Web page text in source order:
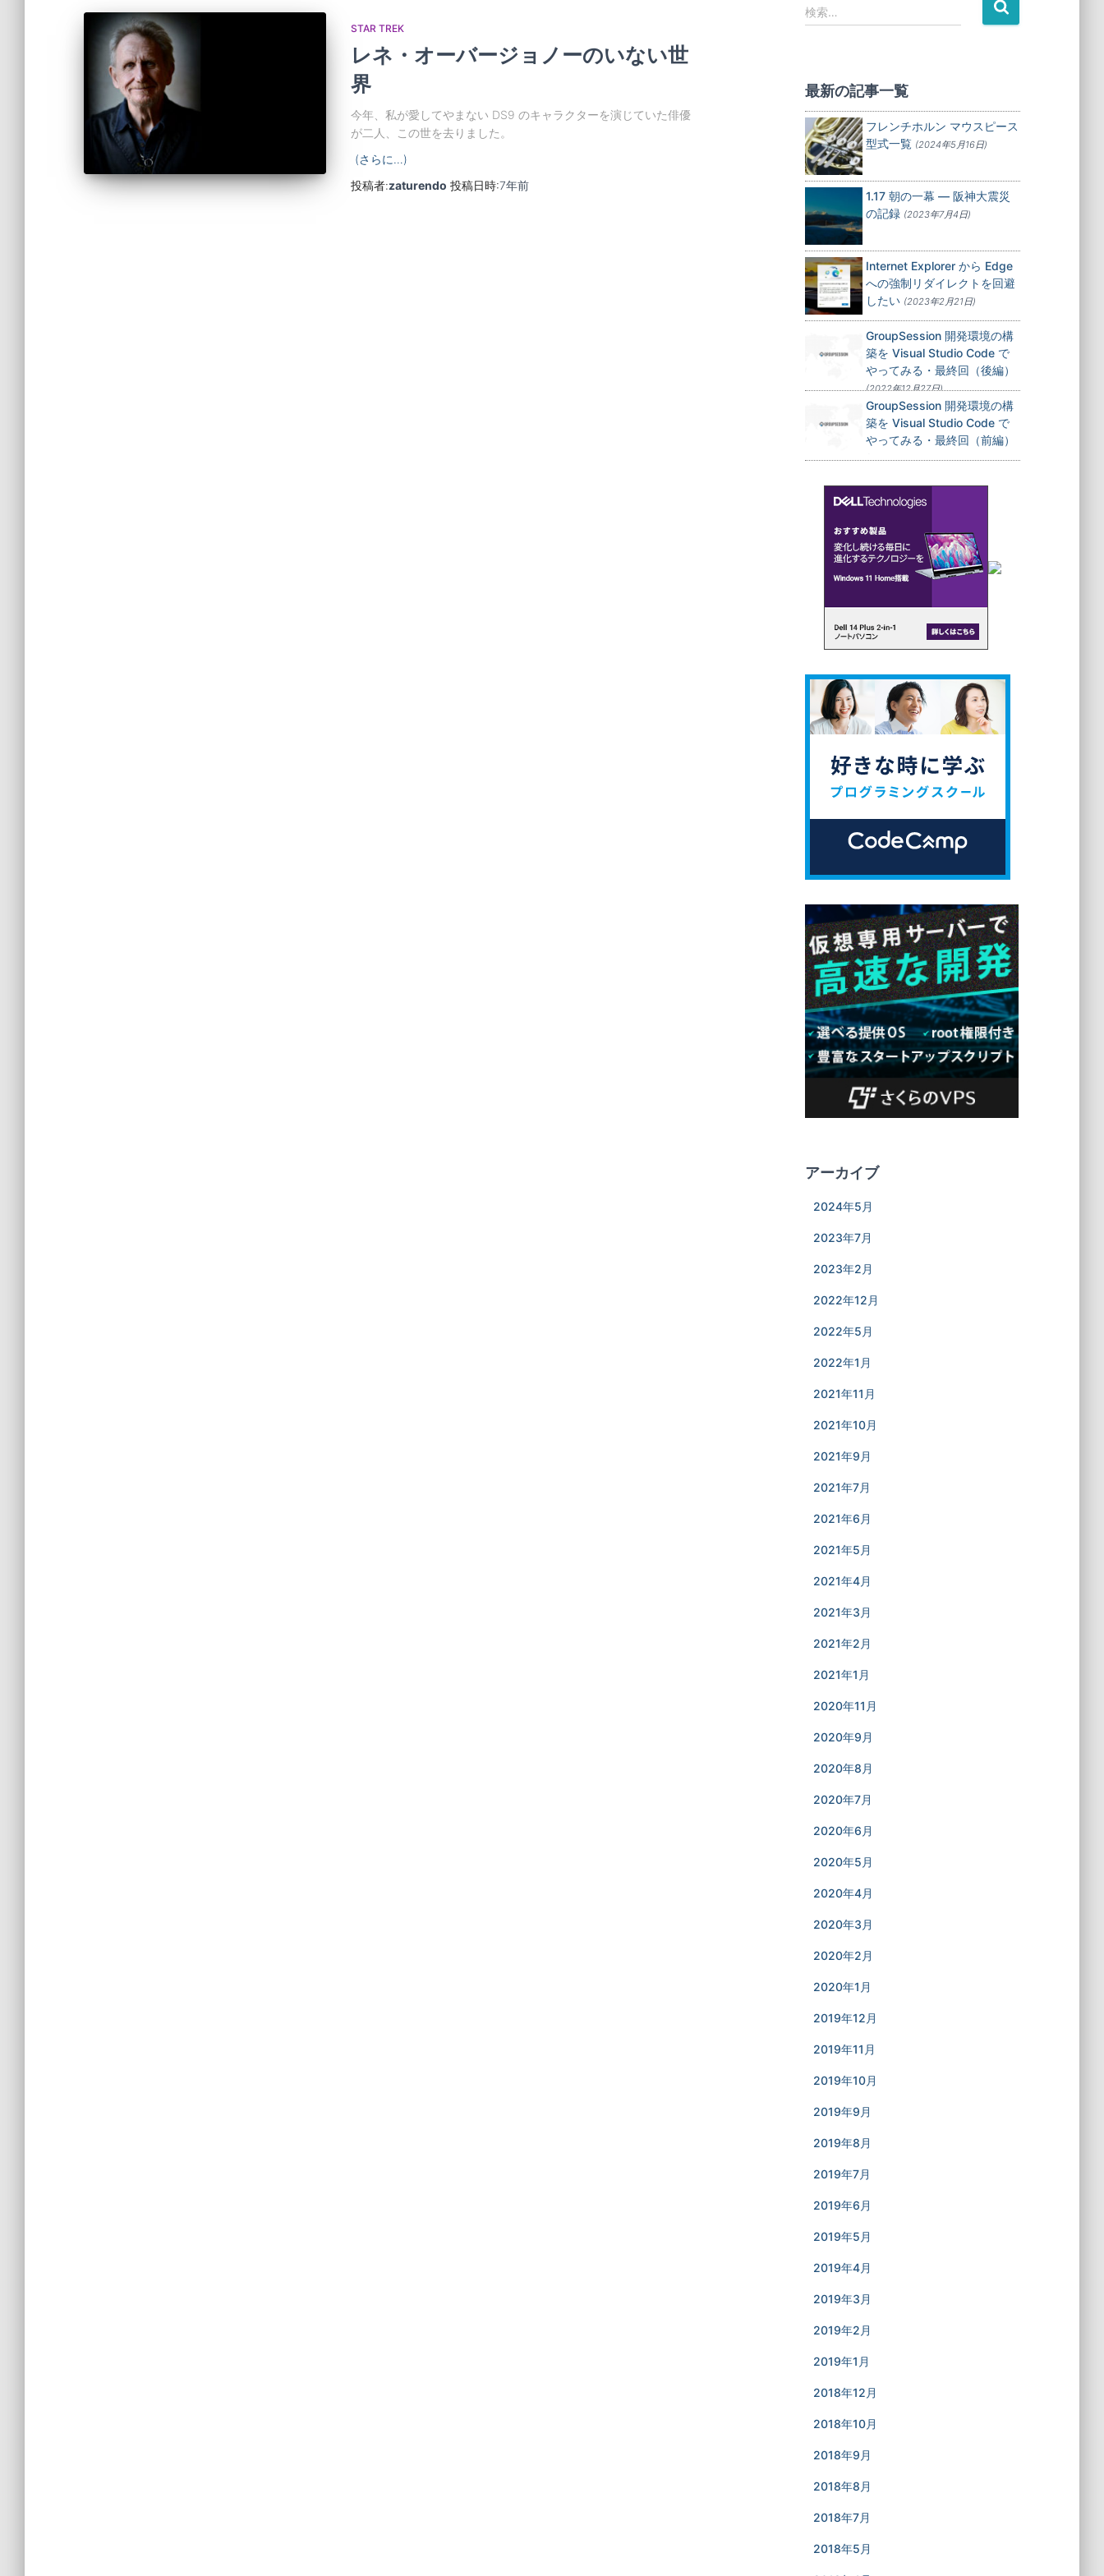
STAR TREK
レネ・オーバージョノーのいない世
界
今年、私が愛してやまない DS9 のキャラクターを演じていた俳優
が二人、この世を去りました。
(さらに…)
投稿者:zaturendo 投稿日時:7年前
検
索
検索…
最新の記事一覧
フレンチホルン マウスピース
型式一覧 (2024年5月16日)
1.17 朝の一幕 — 阪神大震災
の記録 (2023年7月4日)
Internet Explorer から Edge
への強制リダイレクトを回避
したい (2023年2月21日)
GroupSession 開発環境の構
築を Visual Studio Code で
やってみる・最終回（後編）
(2022年12月27日)
GroupSession 開発環境の構
築を Visual Studio Code で
やってみる・最終回（前編）
(2022年12月24日)
アーカイブ
2024年5月
2023年7月
2023年2月
2022年12月
2022年5月
2022年1月
2021年11月
2021年10月
2021年9月
2021年7月
2021年6月
2021年5月
2021年4月
2021年3月
2021年2月
2021年1月
2020年11月
2020年9月
2020年8月
2020年7月
2020年6月
2020年5月
2020年4月
2020年3月
2020年2月
2020年1月
2019年12月
2019年11月
2019年10月
2019年9月
2019年8月
2019年7月
2019年6月
2019年5月
2019年4月
2019年3月
2019年2月
2019年1月
2018年12月
2018年10月
2018年9月
2018年8月
2018年7月
2018年5月